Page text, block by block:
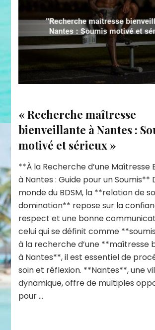
« Recherche maîtresse
bienveillante à Nantes :
motivé et sérieux »
**À la Recherche d’une Maîtresse
à Nantes : Guide pour un Soumis**
monde du BDSM, la **relation de
domination** repose sur la
respect et une bonne
celui qui se définit comme
à la recherche d’une **maîtresse
à Nantes**, il est essentiel de
soin et réflexion. **Nantes**, une
dynamique, offre de multiples
pour …